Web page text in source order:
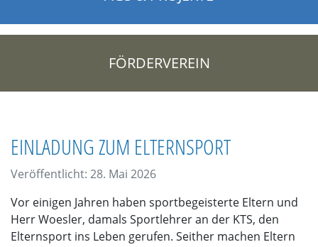
FÖRDERVEREIN
EINLADUNG ZUM ELTERNSPORT
Veröffentlicht: 28. Mai 2026
Vor einigen Jahren haben sportbegeisterte Eltern und
Herr Woesler, damals Sportlehrer an der KTS, den
Elternsport ins Leben gerufen. Seither machen Eltern